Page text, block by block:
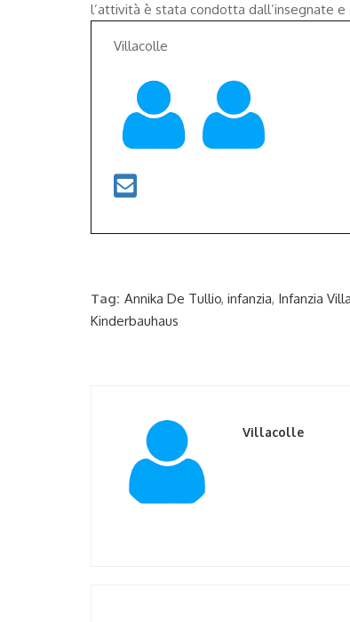
l’attività è stata condotta dall’insegnate
Villacolle
Tag: Annika De Tullio, infanzia, Infanzia
Kinderbauhaus
Villacolle